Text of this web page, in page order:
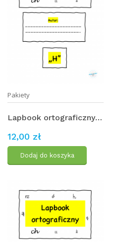
Pakiety
Lapbook ortograficzny - "h" - PAKIET
12,00 zł
Dodaj do koszyka